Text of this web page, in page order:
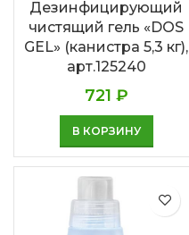
Дезинфицирующий
чистящий гель «DOS
GEL» (канистра 5,3 кг),
арт.125240
721 ₽
В КОРЗИНУ